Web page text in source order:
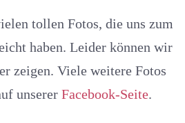
tollen Fotos, die uns zum
haben. Leider können wir
zeigen. Viele weitere Fotos
unserer Facebook-Seite.